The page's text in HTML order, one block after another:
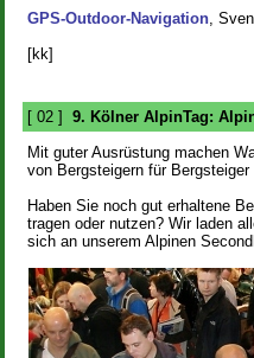
GPS-Outdoor-Navigation,
[kk]
[ 02 ] 9. Kölner AlpinTag:
Mit guter Ausrüstung machen
von Bergsteigern für
Haben Sie noch gut erhaltene
tragen oder nutzen? Wir laden
sich an unserem Alpinen